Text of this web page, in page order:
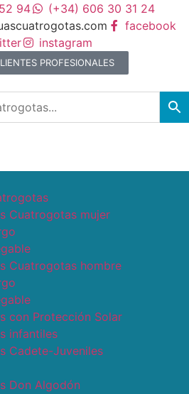
94
(+34) 606 30 31 24
facebook
instagram
PROFESIONALES
Cuatrogotas mujer
Cuatrogotas hombre
con Protección Solar
infantiles
Cadete-Juveniles
Don Algodón